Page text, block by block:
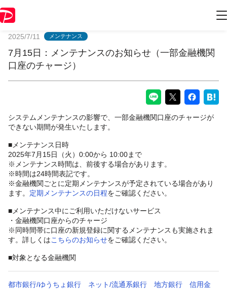
2025/7/11 メンテナンス
7月15日：メンテナンスのお知らせ（一部金融機関
口座のチャージ）
システムメンテナンスの影響で、一部金融機関口座のチャージが
できない期間が発生いたします。
■メンテナンス日時
2025年7月15日（火）0:00から 10:00まで
※メンテナンス時間は、前後する場合があります。
※時間は24時間表記です。
※金融機関ごとに定期メンテナンスが予定されている場合があり
ます。 定期メンテナンスの日程をご確認ください。
■メンテナンス中にご利用いただけないサービス
・金融機関口座からのチャージ
※同時間帯に口座の新規登録に関するメンテナンスも実施されま
す。詳しくはこちらのお知らせをご確認ください。
■対象となる金融機関
都市銀行/ゆうちょ銀行 ネット/流通系銀行 地方銀行
信用金